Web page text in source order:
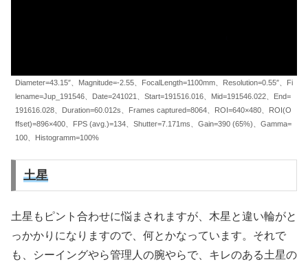
Diameter=43.15″、Magnitude=-2.55、FocalLength=1100mm、Resolution=0.55″、Fi
lename=Jup_191546、Date=241021、Start=191516.016、Mid=191546.022、End=
191616.028、Duration=60.012s、Frames captured=8064、ROI=640×480、ROI(O
ffset)=896×400、FPS (avg.)=134、Shutter=7.171ms、Gain=390 (65%)、Gamma=
100、Histogramm=100%
土星
土星もピント合わせに悩まされますが、木星と違い輪がと
っかかりになりますので、何とかなっています。それで
も、シーイングやら管理人の腕やらで、キレのある土星の